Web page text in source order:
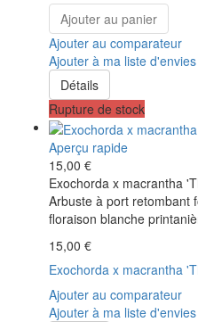
Ajouter au panier
Ajouter au comparateur
Ajouter à ma liste d'envies
Détails
Rupture de stock
Aperçu rapide
15,00 €
Exochorda x macrantha
Arbuste à port retombant
floraison blanche
15,00 €
Exochorda x macrantha
Ajouter au comparateur
Ajouter à ma liste d'envies